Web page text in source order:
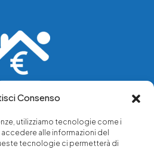
Consenso
utilizziamo tecnologie come i
alle informazioni del
tecnologie ci permetterà di
Chi siamo